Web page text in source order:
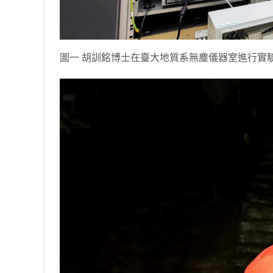
圖一 胡訓銘博士在臺大地質系無塵儀器室進行實